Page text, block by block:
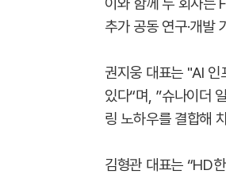
추가 공동 연구·개발
권지웅 대표는 "AI 인
있다“며, ”슈나이더
링 노하우를 결합해
김형관 대표는 “HD